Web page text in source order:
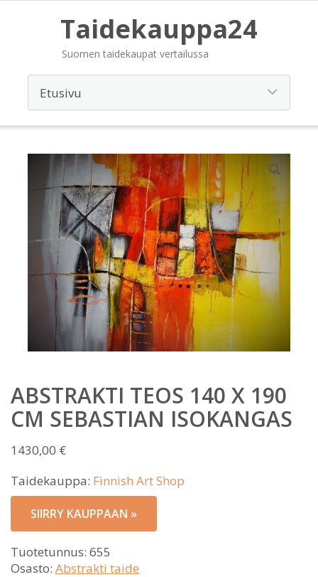
Taidekauppa24
Suomen taidekaupat vertailussa
ABSTRAKTI TEOS 140 X 190
CM SEBASTIAN ISOKANGAS
1430,00 €
Taidekauppa: Finnish Art Shop
SIIRRY KAUPPAAN »
Tuotetunnus: 655
Osasto: Abstrakti taide